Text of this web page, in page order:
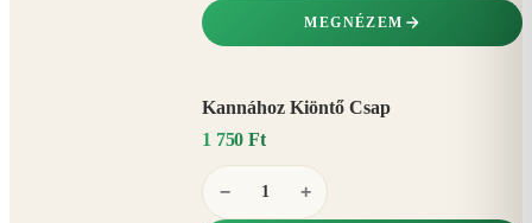
MEGNÉZEM
Kannához Kiöntő Csap
1 750 Ft
− +